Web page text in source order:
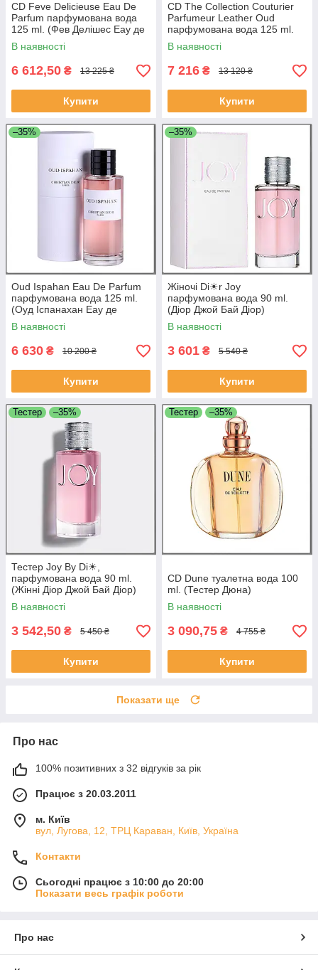
CD Feve Delicieuse Eau De
Parfum парфумована вода
125 ml. (Фев Делішес Еау де
Парфум)
В наявності
6 612,50 ₴ 13 225 ₴
Купити
CD The Collection Couturier
Parfumeur Leather Oud
парфумована вода 125 ml.
(Зе Колекшн Кутюр'є Лезер
Уд)
В наявності
7 216 ₴ 13 120 ₴
Купити
–35%
Oud Ispahan Eau De Parfum
парфумована вода 125 ml.
(Оуд Іспанахан Еау де
Парфум)
В наявності
6 630 ₴ 10 200 ₴
Купити
–35%
Жіночі Di☀r Joy
парфумована вода 90 ml.
(Діор Джой Бай Діор)
В наявності
3 601 ₴ 5 540 ₴
Купити
Тестер –35%
Тестер Joy By Di☀,
парфумована вода 90 ml.
(Жінні Діор Джой Бай Діор)
В наявності
3 542,50 ₴ 5 450 ₴
Купити
Тестер –35%
CD Dune туалетна вода 100
ml. (Тестер Дюна)
В наявності
3 090,75 ₴ 4 755 ₴
Купити
Показати ще
Про нас
100% позитивних з 32 відгуків за рік
Працює з 20.03.2011
м. Київ
вул, Лугова, 12, ТРЦ Караван, Київ, Україна
Контакти
Сьогодні працює з 10:00 до 20:00
Показати весь графік роботи
Про нас